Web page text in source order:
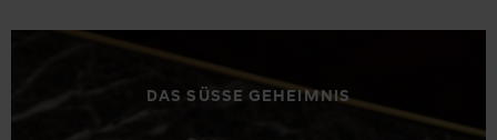
DAS SÜSSE GEHEIMNIS